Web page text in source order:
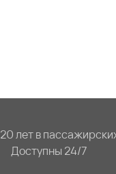
20 лет в
Доступны 24/7